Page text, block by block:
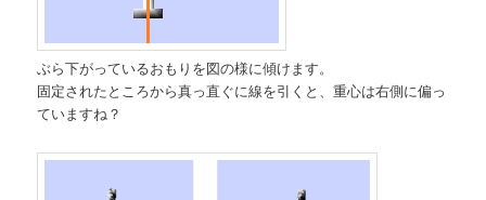
ぶら下がっているおもりを図の様に傾けます。
固定されたところから真っ直ぐに線を引くと、重心は右側に偏っ
ていますね？